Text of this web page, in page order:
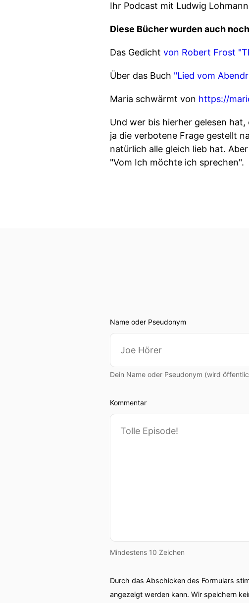
Ihr Podcast mit Ludwig
Diese Bücher wurden auch
Das Gedicht von Robert Frost
Über das Buch "Lied vom
Maria schwärmt von https://
Und wer bis hierher gelesen
ja die verbotene Frage gestellt
natürlich alle gleich lieb hat.
"Vom Ich möchte ich sprechen".
Name oder Pseudonym
Dein Name oder Pseudonym (wird
Kommentar
Mindestens 10 Zeichen
Durch das Abschicken des Formulars
angezeigt werden kann. Wir speichern